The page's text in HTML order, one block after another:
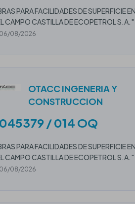
PARA FACILIDADES DE SUPERFICIE
CAMPO CASTILLA DE ECOPETROL S.A."
06/08/2026
OTACC INGENERIA Y
CONSTRUCCION
/ 014 OQ
PARA FACILIDADES DE SUPERFICIE
CAMPO CASTILLA DE ECOPETROL S.A."
06/08/2026